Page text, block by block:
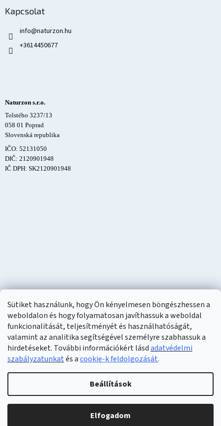
Sütiket használunk, hogy Ön kényelmesen böngészhessen a
weboldalon és hogy folyamatosan javíthassuk a weboldal
funkcionalitását, teljesítményét és használhatóságát,
valamint az analitika segítségével személyre szabhassuk a
hirdetéseket. További információkért lásdadatvédelmi
szabályzatunkatés acookie-k feldolgozását.
Beállítások
Elfogadom
Kapcsolat
info@naturzon.hu
+3614450677
Naturzon s.r.o.
Tolstého 3237/13
058 01 Poprad
Slovenská republika
IČO: 52131050
DIČ: 2120901948
IČ DPH: SK2120901948
Shoptet készítette